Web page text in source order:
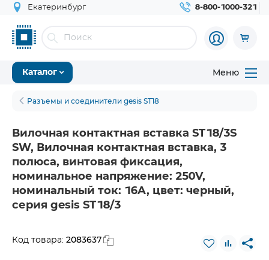
Екатеринбург 8-800-1000-321
Каталог Меню
Разъемы и соединители gesis ST18
Вилочная контактная вставка ST18/3S
SW, Вилочная контактная вставка, 3
полюса, винтовая фиксация,
номинальное напряжение: 250V,
номинальный ток: 16A, цвет: черный,
серия gesis ST18/3
Код товара: 2083637